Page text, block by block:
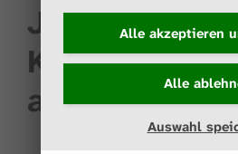
Alle akzeptieren
Alle
Auswahl
Jetzt
Kontakt
aufnehmen